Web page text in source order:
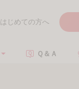
はじめての方へ
Ｑ＆Ａ